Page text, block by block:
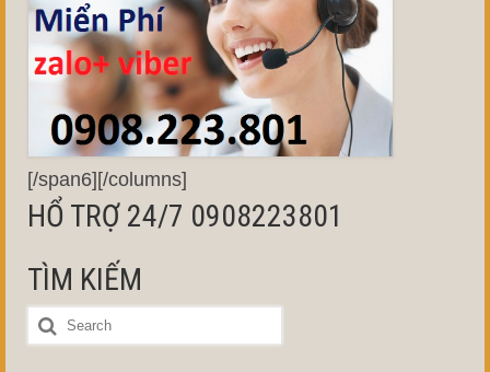
[/span6][/columns]
HỔ TRỢ 24/7 0908223801
TÌM KIẾM